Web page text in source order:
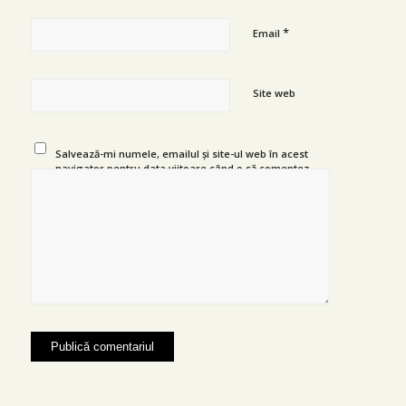
Email *
Site web
Salvează-mi numele, emailul și site-ul web în acest
navigator pentru data viitoare când o să comentez.